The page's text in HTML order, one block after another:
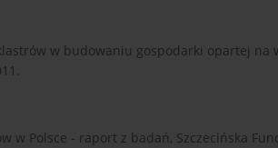
w budowaniu gospodarki opartej na
w Polsce - raport z badań, Szczecińska